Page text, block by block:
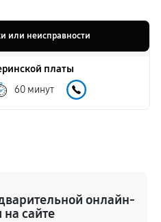
или неисправности
платы
60 минут
онлайн-
на сайте